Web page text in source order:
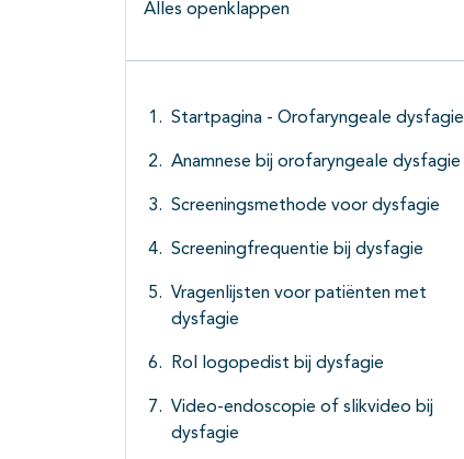
Alles openklappen
Startpagina - Orofaryngeale dysfagie
Anamnese bij orofaryngeale dysfagie
Screeningsmethode voor dysfagie
Screeningfrequentie bij dysfagie
Vragenlijsten voor patiënten met
dysfagie
Rol logopedist bij dysfagie
Video-endoscopie of slikvideo bij
dysfagie